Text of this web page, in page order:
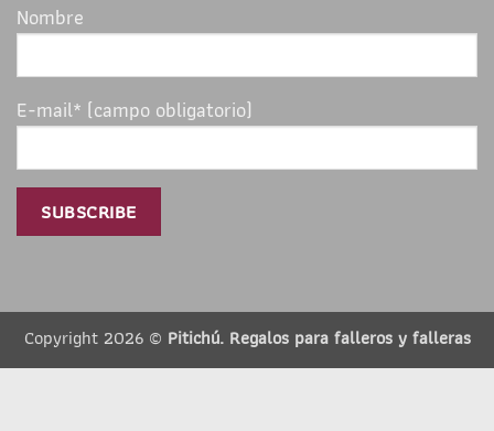
Nombre
E-mail* (campo obligatorio)
Copyright 2026 © Pitichú. Regalos para falleros y falleras